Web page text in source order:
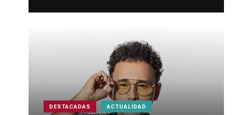
DESTACADAS ACTUALIDAD